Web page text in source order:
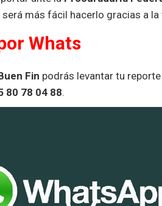
más fácil hacerlo gracias a
Whats
Fin podrás levantar tu
80 78 04 88.